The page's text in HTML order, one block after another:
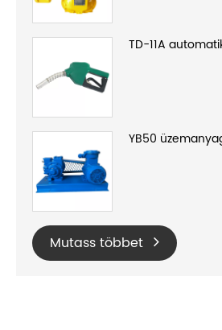
TD-11A
YB50
Mutass többet